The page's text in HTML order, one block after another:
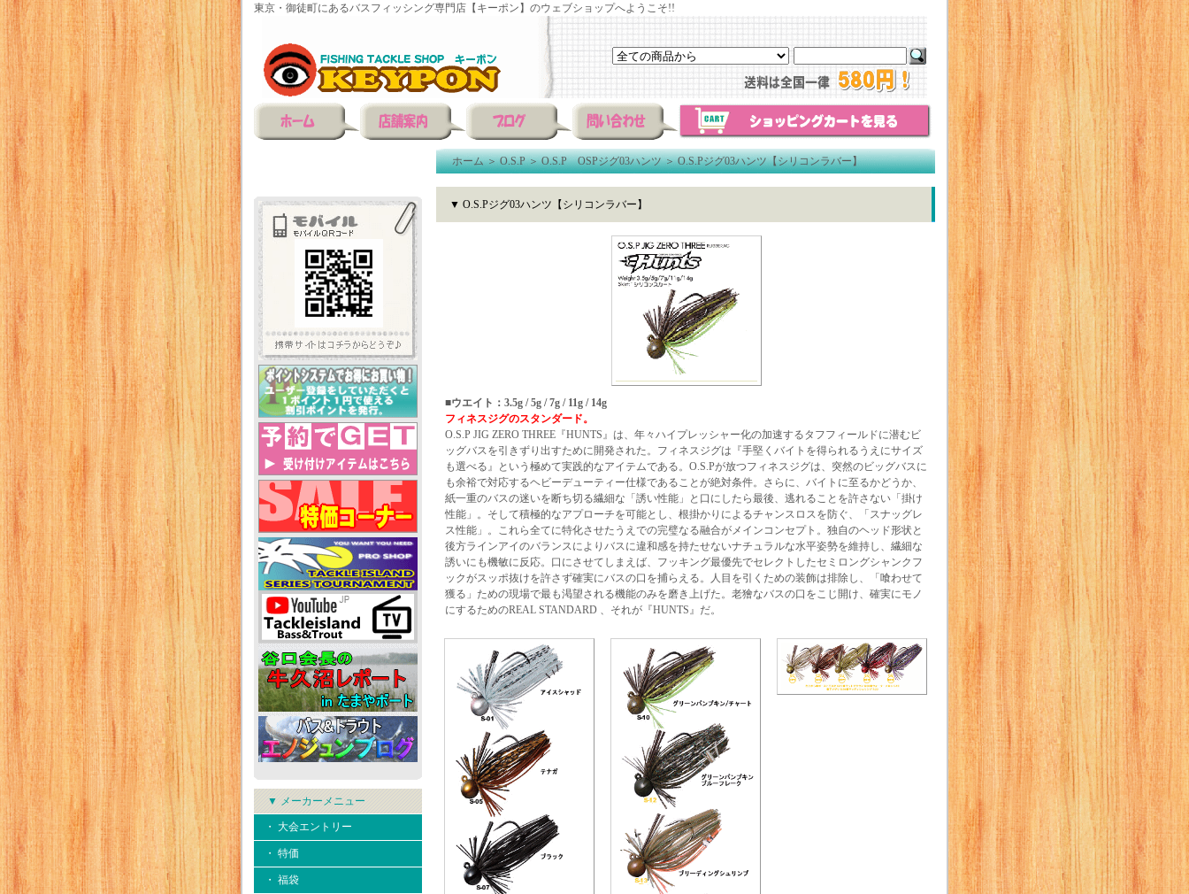
東京・御徒町にあるバスフィッシング専門店【キーポン】のウェブショップへようこそ!!
▼ メーカーメニュー
・ 大会エントリー
・ 特価
・ 福袋
ホーム＞O.S.P＞O.S.P OSPジグ03ハンツ＞O.S.Pジグ03ハンツ【シリコンラバー】
▼ O.S.Pジグ03ハンツ【シリコンラバー】
■ウエイト：3.5g / 5g / 7g / 11g / 14g
フィネスジグのスタンダード。
O.S.P JIG ZERO THREE『HUNTS』は、年々ハイプレッシャー化の加速するタフフィールドに潜むビ
ッグバスを引きずり出すために開発された。フィネスジグは『手堅くバイトを得られるうえにサイズ
も選べる』という極めて実践的なアイテムである。O.S.Pが放つフィネスジグは、突然のビッグバスに
も余裕で対応するヘビーデューティー仕様であることが絶対条件。さらに、バイトに至るかどうか、
紙一重のバスの迷いを断ち切る繊細な「誘い性能」と口にしたら最後、逃れることを許さない「掛け
性能」。そして積極的なアプローチを可能とし、根掛かりによるチャンスロスを防ぐ、「スナッグレ
ス性能」。これら全てに特化させたうえでの完璧なる融合がメインコンセプト。独自のヘッド形状と
後方ラインアイのバランスによりバスに違和感を持たせないナチュラルな水平姿勢を維持し、繊細な
誘いにも機敏に反応。口にさせてしまえば、フッキング最優先でセレクトしたセミロングシャンクフ
ックがスッポ抜けを許さず確実にバスの口を捕らえる。人目を引くための装飾は排除し、「喰わせて
獲る」ための現場で最も渇望される機能のみを磨き上げた。老獪なバスの口をこじ開け、確実にモノ
にするためのREAL STANDARD 、それが『HUNTS』だ。